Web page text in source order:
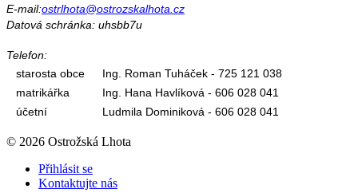
E-mail:ostrlhota@ostrozskalhota.cz
Datová schránka: uhsbb7u
Telefon:
starosta obce
Ing. Roman Tuháček - 725 121 038
matrikářka
Ing. Hana Havlíková - 606 028 041
účetní
Ludmila Dominiková - 606 028 041
© 2026 Ostrožská Lhota
Přihlásit se
Kontaktujte nás